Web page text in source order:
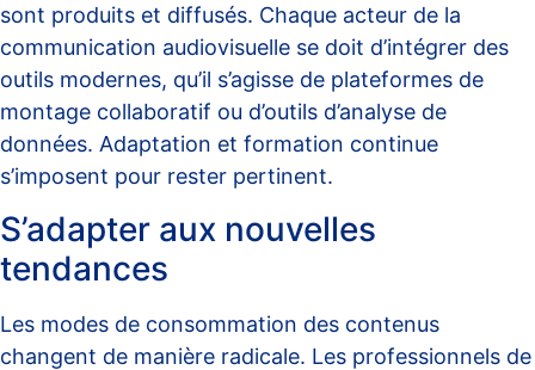
sont produits et diffusés. Chaque acteur de la
communication audiovisuelle se doit d’intégrer des
outils modernes, qu’il s’agisse de plateformes de
montage collaboratif ou d’outils d’analyse de
données. Adaptation et formation continue
s’imposent pour rester pertinent.
S’adapter aux nouvelles
tendances
Les modes de consommation des contenus
changent de manière radicale. Les professionnels de